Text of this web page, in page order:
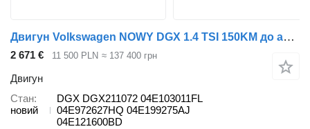
Двигун Volkswagen NOWY DGX 1.4 TSI 150KM до автомобіля Volkswagen Jetta VII Golf VII
2 671 € 11 500 PLN ≈ 137 400 грн
Двигун
Стан
новий
DGX DGX211072 04E103011FL
04E972627HQ 04E199275AJ
04E121600BD